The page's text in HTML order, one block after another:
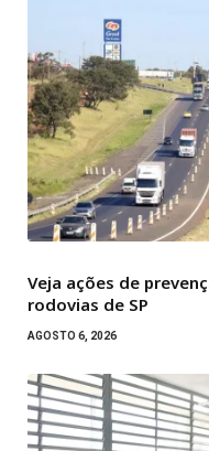
Veja ações de
rodovias de SP
AGOSTO 6, 2026